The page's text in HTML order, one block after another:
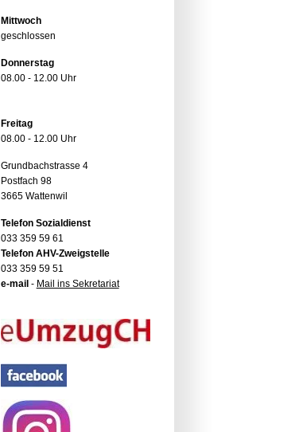
Mittwoch
geschlossen
Donnerstag
08.00 - 12.00 Uhr
Freitag
08.00 - 12.00 Uhr
Grundbachstrasse 4
Postfach 98
3665 Wattenwil
Telefon Sozialdienst
033 359 59 61
Telefon AHV-Zweigstelle
033 359 59 51
e-mail - Mail ins Sekretariat